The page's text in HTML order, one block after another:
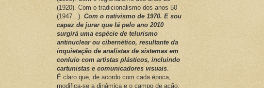
(1920). Com o tradicionalismo dos anos 50
(1947...). Com o nativismo de 1970. E sou
capaz de jurar que lá pelo ano 2010
surgirá uma espécie de telurismo
antinuclear ou cibernético, resultante da
inquietação de analistas de sistemas em
conluio com artistas plásticos, incluindo
cartunistas e comunicadores visuais.
É claro que, de acordo com cada época,
modifica-se a dinâmica e o campo de ação.